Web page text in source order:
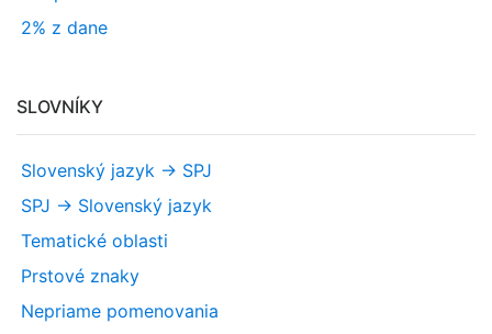
2% z dane
SLOVNÍKY
Slovenský jazyk -> SPJ
SPJ -> Slovenský jazyk
Tematické oblasti
Prstové znaky
Nepriame pomenovania